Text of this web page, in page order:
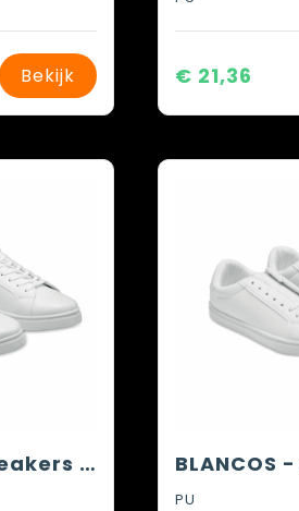
Bekijk € 21,36
BLANCOS - Sneakers in PU maat 45
PU